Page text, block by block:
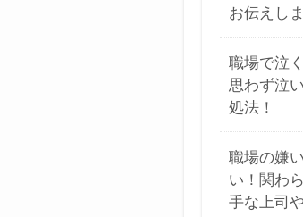
お伝えしま
職場で泣
思わず泣
処法！
職場の嫌
い！関わ
手な上司